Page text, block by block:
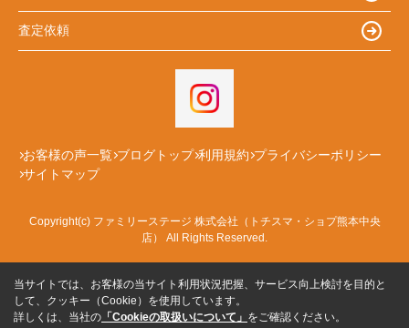
査定依頼
お客様の声一覧 ブログトップ 利用規約 プライバシーポリシー
サイトマップ
Copyright(c) ファミリーステージ 株式会社（トチスマ・ショプ熊本中央
店） All Rights Reserved.
当サイトでは、お客様の当サイト利用状況把握、サービス向上検討を目的と
して、クッキー（Cookie）を使用しています。
詳しくは、当社の 「Cookieの取扱いについて」 をご確認ください。